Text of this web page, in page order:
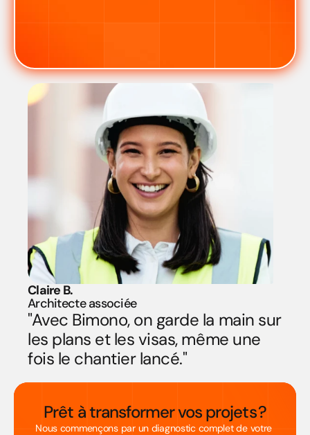
"Avec Bimono, on garde la main sur
les plans et les visas, même une
fois le chantier lancé."
Claire B.
Architecte associée
Prêt à transformer vos projets ?
Nous commençons par un diagnostic complet de votre